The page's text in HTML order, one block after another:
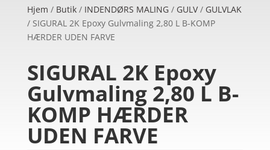
Hjem / Butik/ INDENDØRS MALING/ GULV/ GULVLAK
/ SIGURAL 2K Epoxy Gulvmaling 2,80 L B-KOMP
HÆRDER UDEN FARVE
SIGURAL 2K Epoxy
Gulvmaling 2,80 L B-
KOMP HÆRDER
UDEN FARVE